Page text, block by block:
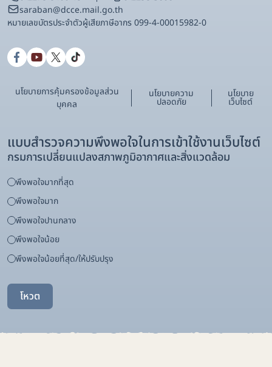
saraban@dcce.mail.go.th
หมายเลขบัตรประจําตัวผู้เสียภาษีอากร 099-4-00015982-0
นโยบายการคุ้มครองข้อมูลส่วน
บุคคล
นโยบายความ
ปลอดภัย
นโยบาย
เว็บไซต์
แบบสำรวจความพึงพอใจในการเข้าใช้งานเว็บไซต์
กรมการเปลี่ยนแปลงสภาพภูมิอากาศและสิ่งแวดล้อม
พึงพอใจมากที่สุด
พึงพอใจมาก
พึงพอใจปานกลาง
พึงพอใจน้อย
พึงพอใจน้อยที่สุด/ให้ปรับปรุง
โหวต